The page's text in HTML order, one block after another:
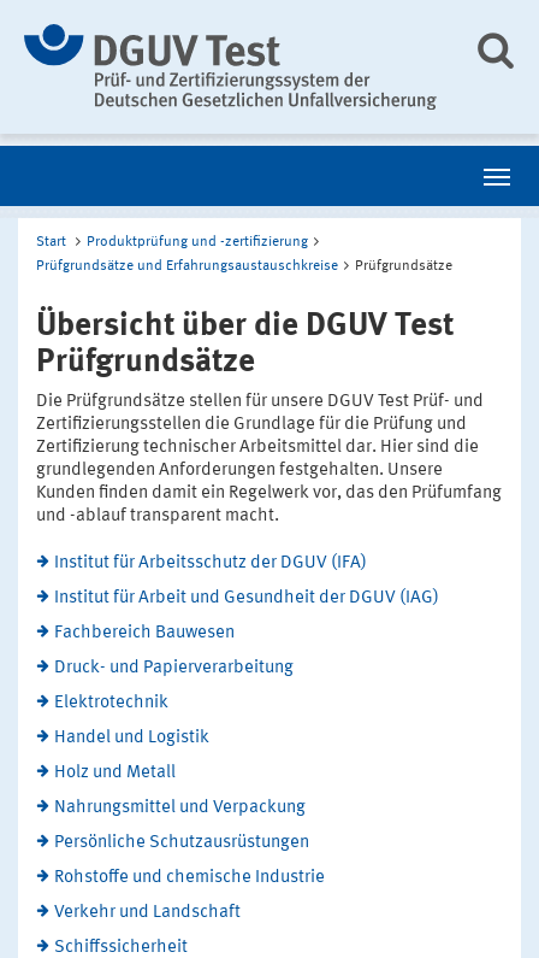
Start
Produktprüfung und -zertifizierung
Prüfgrundsätze und Erfahrungsaustauschkreise
Prüfgrundsätze
Übersicht über die DGUV Test
Prüfgrundsätze
Die Prüfgrundsätze stellen für unsere DGUV Test Prüf- und
Zertifizierungsstellen die Grundlage für die Prüfung und
Zertifizierung technischer Arbeitsmittel dar. Hier sind die
grundlegenden Anforderungen festgehalten. Unsere
Kunden finden damit ein Regelwerk vor, das den Prüfumfang
und -ablauf transparent macht.
Institut für Arbeitsschutz der DGUV (IFA)
Institut für Arbeit und Gesundheit der DGUV (IAG)
Fachbereich Bauwesen
Druck- und Papierverarbeitung
Elektrotechnik
Handel und Logistik
Holz und Metall
Nahrungsmittel und Verpackung
Persönliche Schutzausrüstungen
Rohstoffe und chemische Industrie
Verkehr und Landschaft
Schiffssicherheit